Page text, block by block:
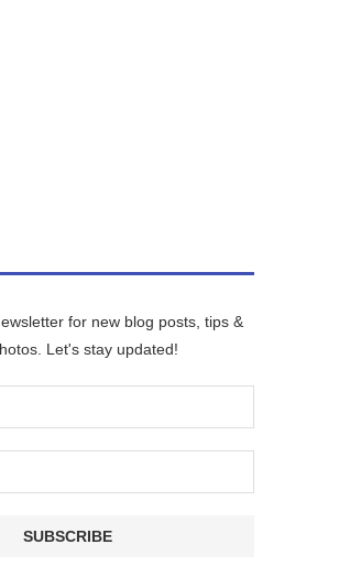
for new blog posts, tips &
Let's stay updated!